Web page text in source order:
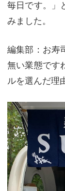
毎日です。」
みました。
編集部：お寿
無い業態です
ルを選んだ理